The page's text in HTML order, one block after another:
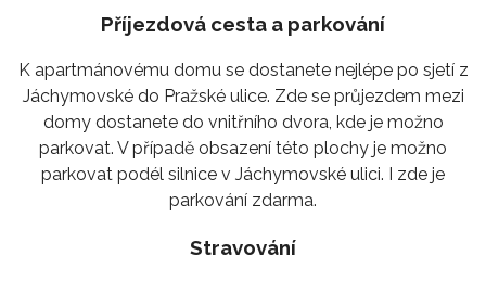
Příjezdová cesta a parkování
K apartmánovému domu se dostanete nejlépe po sjetí z
Jáchymovské do Pražské ulice. Zde se průjezdem mezi
domy dostanete do vnitřního dvora, kde je možno
parkovat. V případě obsazení této plochy je možno
parkovat podél silnice v Jáchymovské ulici. I zde je
parkování zdarma.
Stravování